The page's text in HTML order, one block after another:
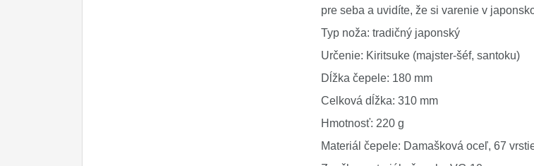
pre seba a uvidíte, že si varenie v
Typ noža: tradičný japonský
Určenie: Kiritsuke (majster-šéf, santoku)
Dĺžka čepele: 180 mm
Celková dĺžka: 310 mm
Hmotnosť: 220 g
Materiál čepele: Damašková oceľ, 67